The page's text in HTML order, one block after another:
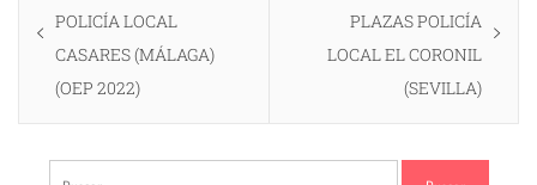
entradas
anterior:
POLICÍA LOCAL
CASARES (MÁLAGA)
(OEP 2022)
siguiente:
PLAZAS POLICÍA
LOCAL EL CORONIL
(SEVILLA)
Buscar: